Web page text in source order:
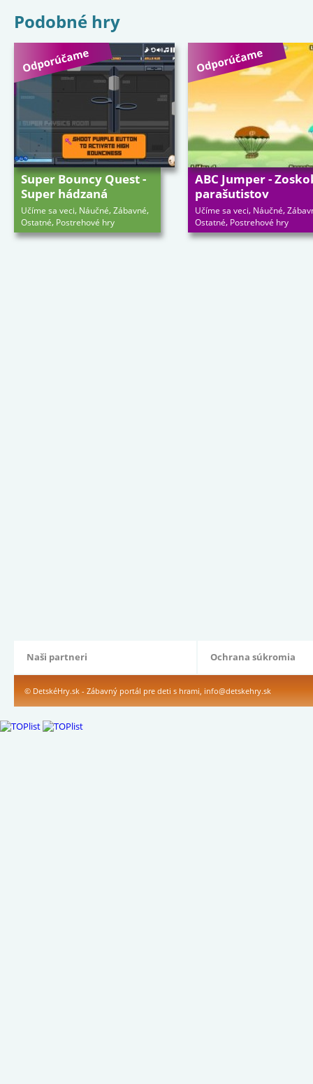
Podobné hry
Super Bouncy Quest -
Super hádzaná
Učíme sa veci, Náučné,Zábavné,
Ostatné, Postrehové hry
ABC Jumper -
parašutistov
Učíme sa veci, Náučné,
Ostatné, Postrehové hry
Naši partneri Ochrana súkromia
© DetskéHry.sk - Zábavný portál pre deti s hrami, info@detskehry.sk